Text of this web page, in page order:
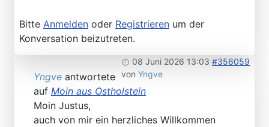
Bitte Anmelden oder Registrieren um der
Konversation beizutreten.
08 Juni 2026 13:03 #356059
von Yngve
Yngve antwortete
auf Moin aus Ostholstein
Moin Justus,
auch von mir ein herzliches Willkommen